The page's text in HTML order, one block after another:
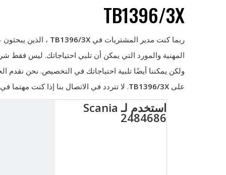
TB1396/3X
ربما كنت مدير المشتريات في TB1396/3X ، الذين
المهنية والمورد التي يمكن أن تلبي احتياجاتك. ليس فقط
ولكن يمكننا أيضًا تلبية احتياجاتك في التخصيص. نحن
على TB1396/3X. لا تتردد في الاتصال بنا إذا كنت مهتما في
استخدم لـ Scania
2484686